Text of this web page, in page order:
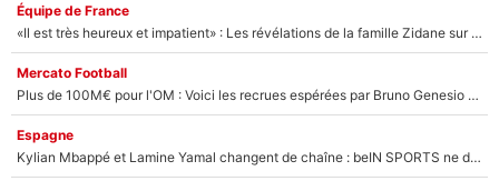
Équipe de France
«Il est très heureux et impatient» : Les révélations de la famille Zidane sur sa prise de pouvoir en équipe de France !
Mercato Football
Plus de 100M€ pour l'OM : Voici les recrues espérées par Bruno Genesio et Grégory Lorenzi après l’opération dégraissage
Espagne
Kylian Mbappé et Lamine Yamal changent de chaîne : beIN SPORTS ne digère pas cette décision historique et prédit un fiasco pour la Liga